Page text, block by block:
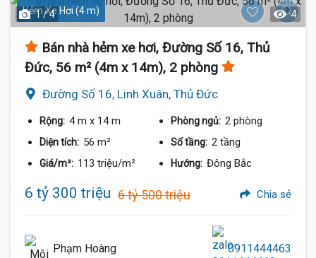
Hẻm Xe Hơi (4 m)
1 / 4 4
Bán nhà hẻm xe hơi, Đường Số 16, Thủ
Đức, 56 m² (4m x 14m), 2 phòng
Đường Số 16, Linh Xuân, Thủ Đức
Rộng: 4 m x 14 m Phòng ngủ: 2 phòng
Diện tích: 56 m² Số tầng: 2 tầng
Giá/m²: 113 triệu/m² Hướng: Đông Bắc
6 tỷ 300 triệu 6 tỷ 500 triệu Chia sẻ
Phạm Hoàng 0911444463